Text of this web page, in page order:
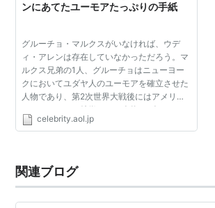
ンにあてたユーモアたっぷりの手紙
グルーチョ・マルクスがいなければ、ウデ
ィ・アレンは存在していなかっただろう。マ
ルクス兄弟の1人、グルーチョはニューヨー
クにおいてユダヤ人のユーモアを確立させた
人物であり、第2次世界大戦後にはアメリカ
のコメディーを特徴づけた人物の1人だ。そ
してその遺産は60年代に入るとウディ・アレ
celebrity.aol.jp
関連ブログ